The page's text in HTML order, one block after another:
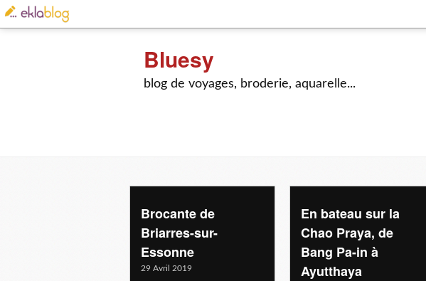
Bluesy
blog de voyages, broderie, aquarelle...
Brocante de
Briarres-sur-
Essonne
29 Avril 2019
En bateau sur la
Chao Praya, de
Bang Pa-in à
Ayutthaya